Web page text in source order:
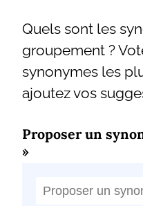
Quels sont les
groupement ?
synonymes les
ajoutez vos
Proposer un
»